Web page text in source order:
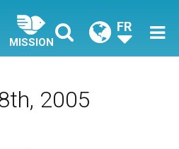
MISSION
FR
2005